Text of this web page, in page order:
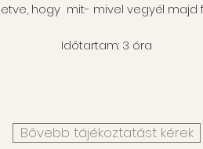
hogy mit- mivel vegyél majd
Időtartam: 3 óra
Bővebb tájékoztatást kérek